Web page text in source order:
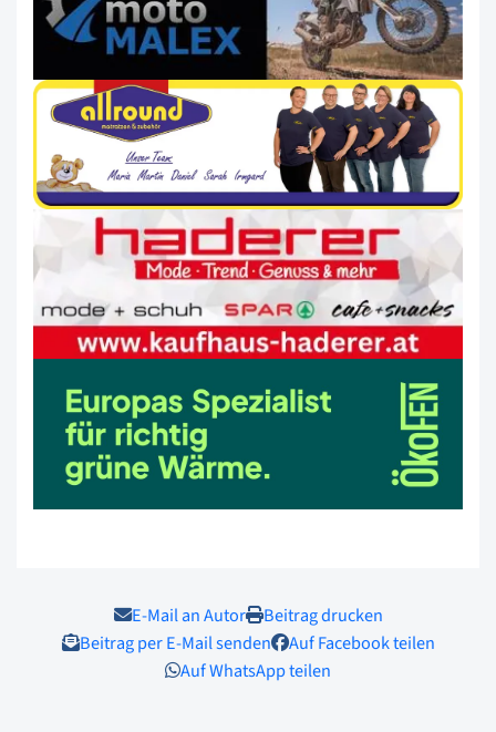
E-Mail an Autor
Beitrag drucken
Beitrag per E-Mail senden
Auf Facebook teilen
Auf WhatsApp teilen